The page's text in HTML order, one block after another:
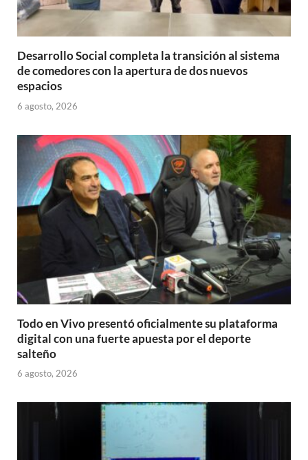
Desarrollo Social completa la transición al sistema
de comedores con la apertura de dos nuevos
espacios
6 agosto, 2026
Todo en Vivo presentó oficialmente su plataforma
digital con una fuerte apuesta por el deporte
salteño
6 agosto, 2026